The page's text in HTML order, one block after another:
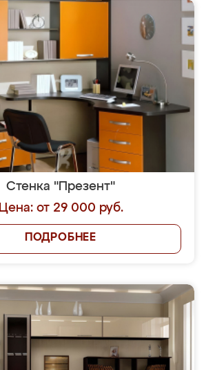
Стенка "Презент"
Цена: от 29 000 руб.
ПОДРОБНЕЕ